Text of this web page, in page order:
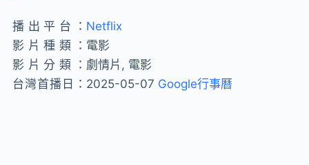
播出平台： Netflix
影片種類： 電影
影片分類： 劇情片, 電影
台灣首播日： 2025-05-07 Google行事曆